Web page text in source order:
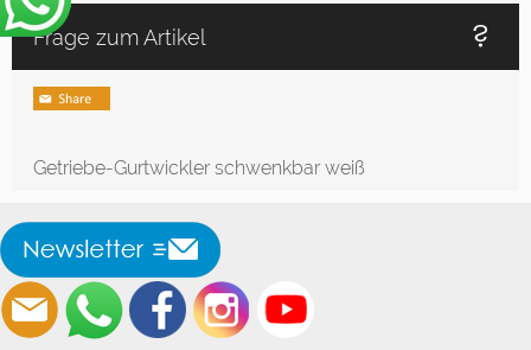
Frage zum Artikel
Getriebe-Gurtwickler schwenkbar weiß